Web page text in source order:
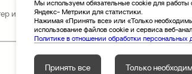
и не является публичной офертой.
Разработка сайта Sivachёv &
Мы используем обязательные cookie для работы
Яндекс- Метрики для статистики.
Нажимая «Принять все» или «Только
использование файлов cookie и сервиса веб-
Политике в отношении обработки персональных
Принять все Только